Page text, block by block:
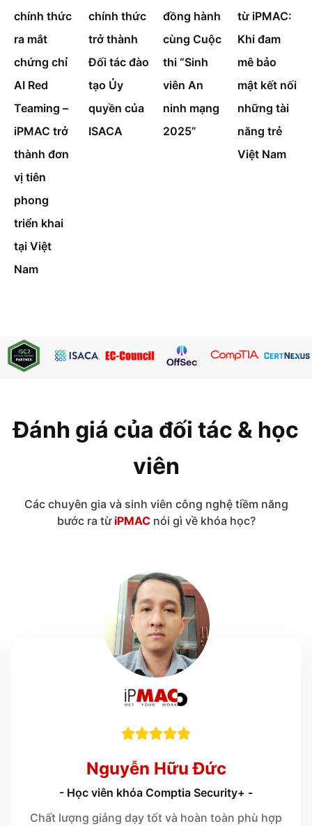
chính thức
ra mắt
chứng chỉ
AI Red
Teaming –
iPMAC trở
thành đơn
vị tiên
phong
triển khai
tại Việt
Nam
chính thức
trở thành
Đối tác đào
tạo Ủy
quyền của
ISACA
đồng hành
cùng Cuộc
thi “Sinh
viên An
ninh mạng
2025”
từ iPMAC:
Khi đam
mê bảo
mật kết nối
những tài
năng trẻ
Việt Nam
Đánh giá của đối tác & học
viên
Các chuyên gia và sinh viên công nghệ tiềm năng
bước ra từ iPMACnói gì về khóa học?

Nguyễn Hữu Đức
- Học viên khóa Comptia Security+ -
Chất lượng giảng dạy tốt và hoàn toàn phù hợp